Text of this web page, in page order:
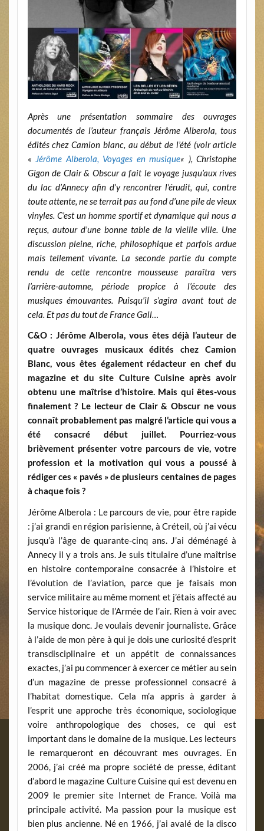
Après une présentation sommaire des ouvrages
documentés de l’auteur français Jérôme Alberola, tous
édités chez Camion blanc, au début de l’été (voir article
« Jérôme Alberola, Voyages en musique« ), Christophe
Gigon de Clair & Obscur a fait le voyage jusqu’aux rives
du lac d’Annecy afin d’y rencontrer l’érudit, qui, contre
toute attente, ne se terrait pas au fond d’une pile de vieux
vinyles. C’est un homme sportif et dynamique qui nous a
reçus, autour d’une bonne table de la vieille ville. Une
discussion pleine, riche, philosophique et parfois ardue
mais tellement vivante. La seconde partie du compte
rendu de cette rencontre mousseuse paraîtra vers
l’arrière-automne, période propice à l’écoute des
musiques émouvantes. Puisqu’il s’agira avant tout de
cela. Et pas du tout de France Gall…
C&O : Jérôme Alberola, vous êtes déjà l’auteur de
quatre ouvrages musicaux édités chez Camion
Blanc, vous êtes également rédacteur en chef du
magazine et du site Culture Cuisine après avoir
obtenu une maîtrise d’histoire. Mais qui êtes-vous
finalement ? Le lecteur de Clair & Obscur ne vous
connaît probablement pas malgré l’article qui vous a
été consacré début juillet. Pourriez-vous
brièvement présenter votre parcours de vie, votre
profession et la motivation qui vous a poussé à
rédiger ces « pavés » de plusieurs centaines de pages
à chaque fois ?
Jérôme Alberola : Le parcours de vie, pour être rapide
: j’ai grandi en région parisienne, à Créteil, où j’ai vécu
jusqu’à l’âge de quarante-cinq ans. J’ai déménagé à
Annecy il y a trois ans. Je suis titulaire d’une maîtrise
en histoire contemporaine consacrée à l’histoire et
l’évolution de l’aviation, parce que je faisais mon
service militaire au même moment et j’étais affecté au
Service historique de l’Armée de l’air. Rien à voir avec
la musique donc. Je voulais devenir journaliste. Grâce
à l’aide de mon père à qui je dois une curiosité d’esprit
transdisciplinaire et un appétit de connaissances
exactes, j’ai pu commencer à exercer ce métier au sein
d’un magazine de presse professionnel consacré à
l’habitat domestique. Cela m’a appris à garder à
l’esprit une approche très économique, sociologique
voire anthropologique des choses, ce qui est
important dans le domaine de la musique. Les lecteurs
le remarqueront en découvrant mes ouvrages. En
2006, j’ai créé ma propre société de presse, éditant
d’abord le magazine Culture Cuisine qui est devenu en
2009 le premier site Internet de France. Voilà ma
principale activité. Ma passion pour la musique est
bien plus ancienne. Né en 1966, j’ai avalé de la disco